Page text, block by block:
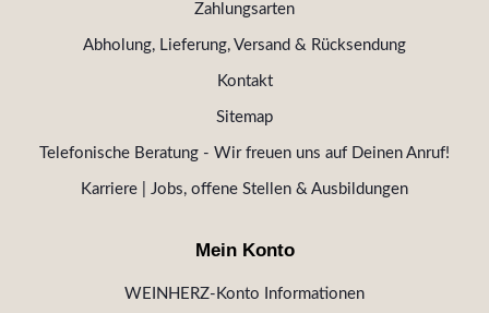
Zahlungsarten
Abholung, Lieferung, Versand & Rücksendung
Kontakt
Sitemap
Telefonische Beratung - Wir freuen uns auf Deinen Anruf!
Karriere | Jobs, offene Stellen & Ausbildungen
Mein Konto
WEINHERZ-Konto Informationen